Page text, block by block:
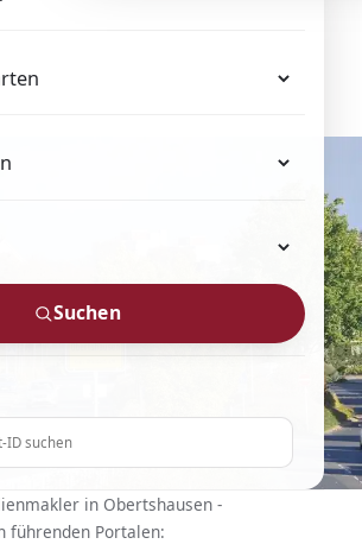
Suchen
in Obertshausen -
führenden Portalen: